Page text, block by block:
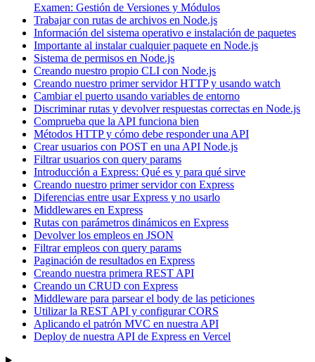
Examen: Gestión de Versiones y Módulos
Trabajar con rutas de archivos en Node.js
Información del sistema operativo e instalación de paquetes
Importante al instalar cualquier paquete en Node.js
Sistema de permisos en Node.js
Creando nuestro propio CLI con Node.js
Creando nuestro primer servidor HTTP y usando watch
Cambiar el puerto usando variables de entorno
Discriminar rutas y devolver respuestas correctas en Node.js
Comprueba que la API funciona bien
Métodos HTTP y cómo debe responder una API
Crear usuarios con POST en una API Node.js
Filtrar usuarios con query params
Introducción a Express: Qué es y para qué sirve
Creando nuestro primer servidor con Express
Diferencias entre usar Express y no usarlo
Middlewares en Express
Rutas con parámetros dinámicos en Express
Devolver los empleos en JSON
Filtrar empleos con query params
Paginación de resultados en Express
Creando nuestra primera REST API
Creando un CRUD con Express
Middleware para parsear el body de las peticiones
Utilizar la REST API y configurar CORS
Aplicando el patrón MVC en nuestra API
Deploy de nuestra API de Express en Vercel